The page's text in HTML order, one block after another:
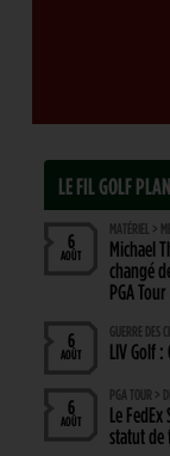
LE FIL GOLF
6
AOÛT
MATÉRIEL >
Michael
changé
PGA Tour
6
AOÛT
GUERRE DES
LIV Golf
6
AOÛT
PGA TOUR >
Le
statut de